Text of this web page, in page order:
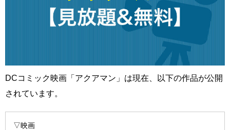
DCコミック映画「アクアマン」は現在、以下の作品が公開
されています。
▽映画